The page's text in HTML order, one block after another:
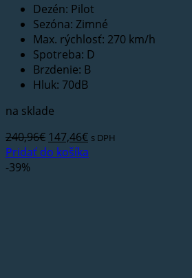
Dezén: Pilot
Sezóna: Zimné
Max. rýchlosť: 270 km/h
Spotreba: D
Brzdenie: B
Hluk: 70dB
na sklade
240,96€ Pôvodná
cena
147,46€Aktuálna
cena
s DPH
Pridať do košíka
-39%